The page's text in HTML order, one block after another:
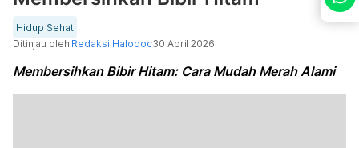
Hidup Sehat
Ditinjau oleh Redaksi Halodoc30 April 2026
Membersihkan Bibir Hitam: Cara Mudah Merah Alami